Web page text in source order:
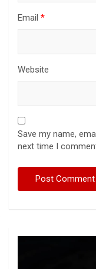
Email *
Website
Save my name,
next time I